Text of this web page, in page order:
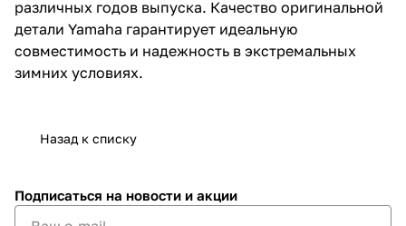
различных годов выпуска. Качество оригинальной
детали Yamaha гарантирует идеальную
совместимость и надежность в экстремальных
зимних условиях.
Назад к списку
Подписаться на новости и акции